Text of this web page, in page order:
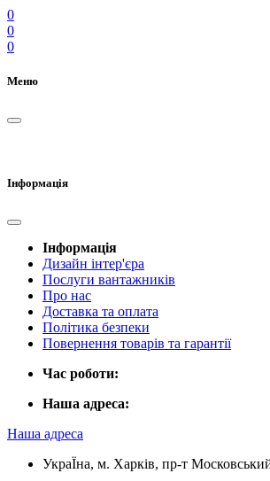
0
0
0
Меню
Інформація
Інформація
Дизайн інтер'єра
Послуги вантажників
Про нас
Доставка та оплата
Політика безпеки
Повернення товарів та гарантії
Час роботи:
Наша адреса:
Наша адреса
УкраЇна, м. Харків, пр-т